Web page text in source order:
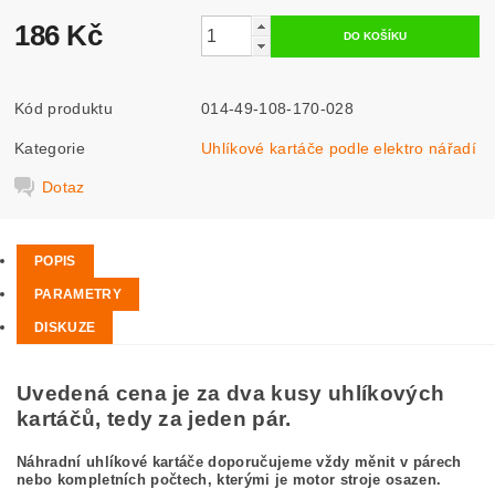
186 Kč
Kód produktu 014-49-108-170-028
Kategorie Uhlíkové kartáče podle elektro nářadí
Dotaz
POPIS
PARAMETRY
DISKUZE
Uvedená cena je za dva kusy uhlíkových
kartáčů, tedy za jeden pár.
Náhradní uhlíkové kartáče doporučujeme vždy měnit v párech
nebo kompletních počtech, kterými je motor stroje osazen.